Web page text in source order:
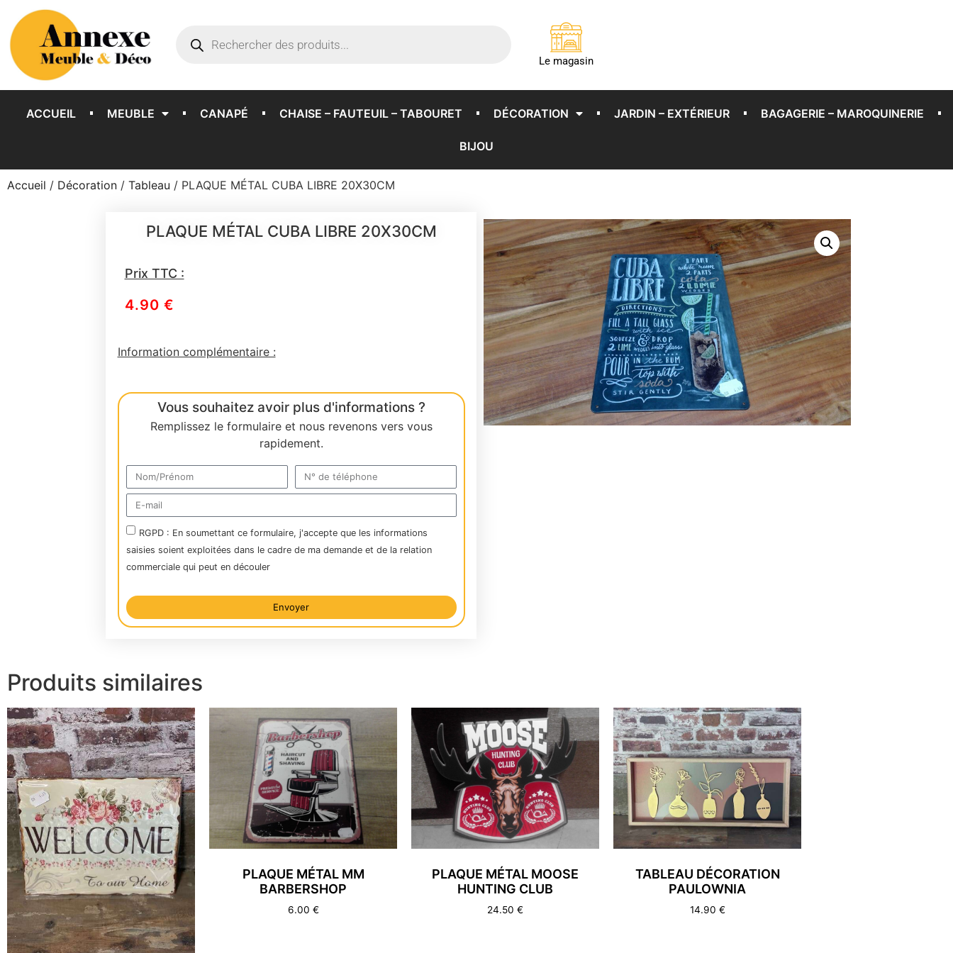
Le magasin
ACCUEIL MEUBLE CANAPÉ CHAISE – FAUTEUIL – TABOURET DÉCORATION JARDIN – EXTÉRIEUR BAGAGERIE – MAROQUINERIE
BIJOU
Accueil / Décoration / Tableau / PLAQUE MÉTAL CUBA LIBRE 20X30CM
PLAQUE MÉTAL CUBA LIBRE 20X30CM
Prix TTC :
4.90 €
Information complémentaire :
Vous souhaitez avoir plus d'informations ?
Remplissez le formulaire et nous revenons vers vous
rapidement.
RGPD : En soumettant ce formulaire, j'accepte que les informations
saisies soient exploitées dans le cadre de ma demande et de la relation
commerciale qui peut en découler
Envoyer
Alternative:
Produits similaires
PLAQUE MÉTAL MM
BARBERSHOP
6.00 €
PLAQUE MÉTAL MOOSE
HUNTING CLUB
24.50 €
TABLEAU DÉCORATION
PAULOWNIA
14.90 €